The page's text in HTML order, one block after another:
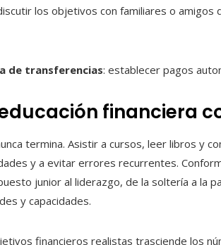
los objetivos con familiares o amigos
de transferencias: establecer pagos
financiera
termina. Asistir a cursos, leer libros y
y a evitar errores recurrentes.
junior al liderazgo, de la soltería a la
y capacidades.
financieros realistas trasciende los